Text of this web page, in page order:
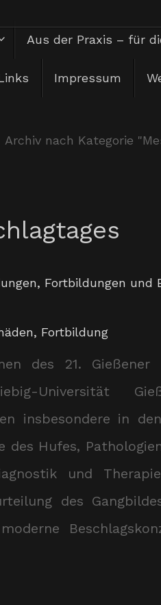
Aus der Praxis – für
Impressum
Archiv nach Kategorie
, Fortbildungen und
, Fortbildung
des 21. Gießener
Universität
insbesondere in
des Hufes,
und
des